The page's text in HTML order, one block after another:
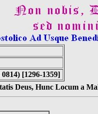
[1296-1359]
Deus, Hunc Locum a